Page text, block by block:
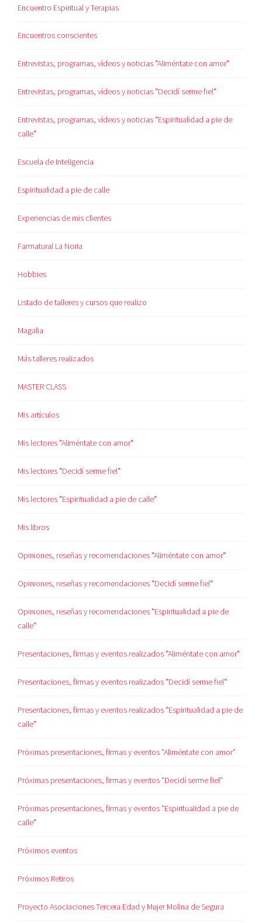
Encuentro Espiritual y Terapias
Encuentros conscientes
Entrevistas, programas, vídeos y noticias "Aliméntate con amor"
Entrevistas, programas, vídeos y noticias "Decidí serme fiel"
Entrevistas, programas, vídeos y noticias "Espiritualidad a pie de
calle"
Escuela de Inteligencia
Espiritualidad a pie de calle
Experiencias de mis clientes
Farmatural La Noria
Hobbies
Listado de talleres y cursos que realizo
Magalia
Más talleres realizados
MASTER CLASS
Mis artículos
Mis lectores "Aliméntate con amor"
Mis lectores "Decidí serme fiel"
Mis lectores "Espiritualidad a pie de calle"
Mis libros
Opiniones, reseñas y recomendaciones "Aliméntate con amor"
Opiniones, reseñas y recomendaciones "Decidí serme fiel"
Opiniones, reseñas y recomendaciones "Espiritualidad a pie de
calle"
Presentaciones, firmas y eventos realizados "Aliméntate con amor"
Presentaciones, firmas y eventos realizados "Decidí serme fiel"
Presentaciones, firmas y eventos realizados "Espiritualidad a pie de
calle"
Próximas presentaciones, firmas y eventos "Aliméntate con amor"
Próximas presentaciones, firmas y eventos "Decidí serme fiel"
Próximas presentaciones, firmas y eventos "Espiritualidad a pie de
calle"
Próximos eventos
Próximos Retiros
Proyecto Asociaciones Tercera Edad y Mujer Molina de Segura